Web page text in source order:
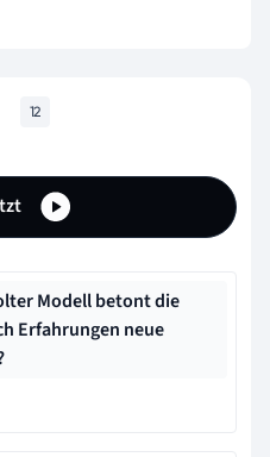
12
Modell betont die
Erfahrungen neue